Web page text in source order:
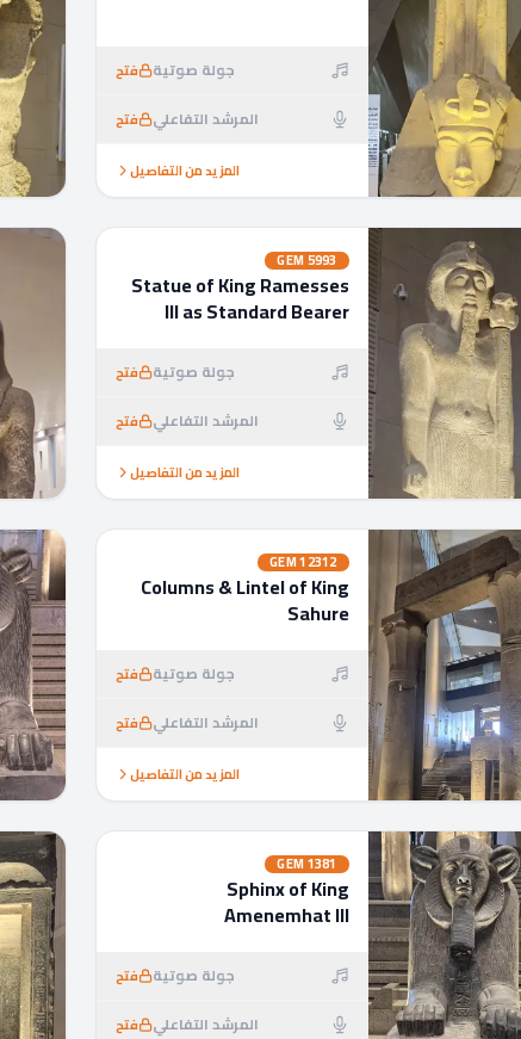
جولة صوتية فتح
المرشد التفاعلي فتح
المزيد من التفاصيل
GEM5993
Statue of King Ramesses
III as Standard Bearer
جولة صوتية فتح
المرشد التفاعلي فتح
المزيد من التفاصيل
GEM12312
Columns & Lintel of King
Sahure
جولة صوتية فتح
المرشد التفاعلي فتح
المزيد من التفاصيل
GEM1381
Sphinx of King
Amenemhat III
جولة صوتية فتح
المرشد التفاعلي فتح